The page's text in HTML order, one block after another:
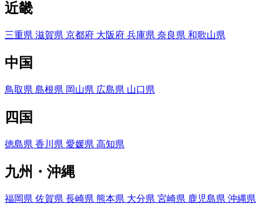
近畿
三重県 滋賀県 京都府 大阪府 兵庫県 奈良県 和歌山県
中国
鳥取県 島根県 岡山県 広島県 山口県
四国
徳島県 香川県 愛媛県 高知県
九州・沖縄
福岡県 佐賀県 長崎県 熊本県 大分県 宮崎県 鹿児島県 沖縄県